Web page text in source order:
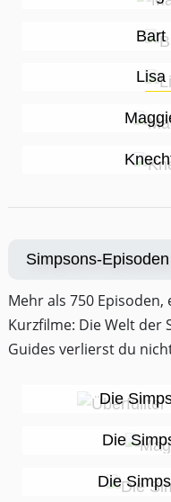
Bart
Lisa
Simpsons-
Mehr als 750
Kurzfilme: Die Welt der
Guides verlierst du
Die
Die
Die